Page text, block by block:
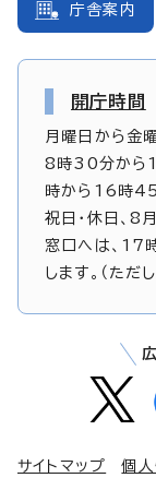
庁舎案内
開庁時間
月曜日から金
8時30分から
時から16時45
祝日・休日、
窓口へは、17
します。（た
サイトマップ 個